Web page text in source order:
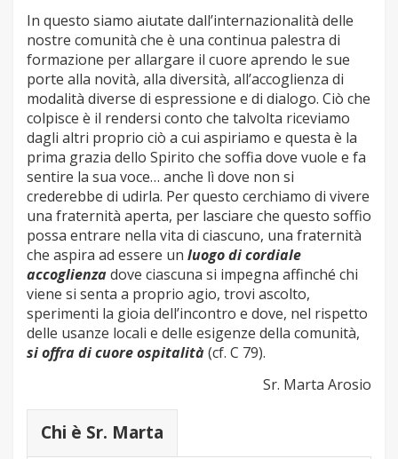
In questo siamo aiutate dall’internazionalità delle
nostre comunità che è una continua palestra di
formazione per allargare il cuore aprendo le sue
porte alla novità, alla diversità, all’accoglienza di
modalità diverse di espressione e di dialogo. Ciò che
colpisce è il rendersi conto che talvolta riceviamo
dagli altri proprio ciò a cui aspiriamo e questa è la
prima grazia dello Spirito che soffia dove vuole e fa
sentire la sua voce… anche lì dove non si
crederebbe di udirla. Per questo cerchiamo di vivere
una fraternità aperta, per lasciare che questo soffio
possa entrare nella vita di ciascuno, una fraternità
che aspira ad essere un luogo di cordiale
accoglienzadove ciascuna si impegna affinché chi
viene si senta a proprio agio, trovi ascolto,
sperimenti la gioia dell’incontro e dove, nel rispetto
delle usanze locali e delle esigenze della comunità,
si offra di cuore ospitalità(cf. C 79).
Sr. Marta Arosio
Chi è Sr. Marta